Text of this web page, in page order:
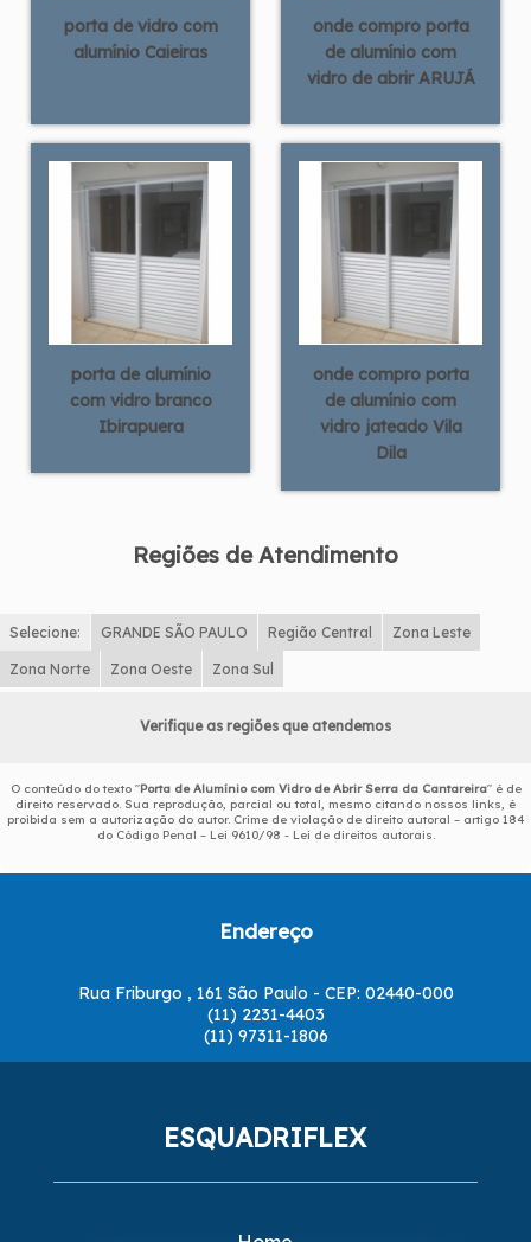
porta de vidro com
alumínio Caieiras
onde compro porta
de alumínio com
vidro de abrir ARUJÁ
porta de alumínio
com vidro branco
Ibirapuera
onde compro porta
de alumínio com
vidro jateado Vila
Dila
Regiões de Atendimento
Selecione: GRANDE SÃO PAULO Região Central Zona Leste
Zona Norte Zona Oeste Zona Sul
Verifique as regiões que atendemos
O conteúdo do texto "Porta de Alumínio com Vidro de Abrir Serra da Cantareira" é de
direito reservado. Sua reprodução, parcial ou total, mesmo citando nossos links, é
proibida sem a autorização do autor. Crime de violação de direito autoral – artigo 184
do Código Penal – Lei 9610/98 - Lei de direitos autorais
Endereço
Rua Friburgo , 161 São Paulo - CEP: 02440-000
(11) 2231-4403
(11) 97311-1806
ESQUADRIFLEX